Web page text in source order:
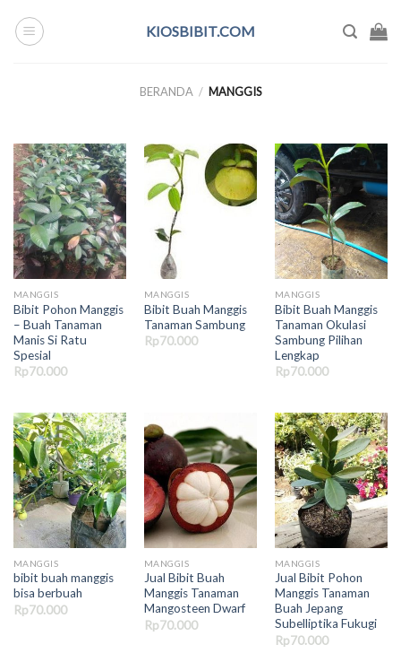
KIOSBIBIT.COM
BERANDA / MANGGIS
MANGGIS
Bibit Pohon Manggis
– Buah Tanaman
Manis Si Ratu
Spesial
Rp70.000
MANGGIS
Bibit Buah Manggis
Tanaman Sambung
Rp70.000
MANGGIS
Bibit Buah Manggis
Tanaman Okulasi
Sambung Pilihan
Lengkap
Rp70.000
MANGGIS
bibit buah manggis
bisa berbuah
Rp70.000
MANGGIS
Jual Bibit Buah
Manggis Tanaman
Mangosteen Dwarf
Rp70.000
MANGGIS
Jual Bibit Pohon
Manggis Tanaman
Buah Jepang
Subelliptika Fukugi
Rp70.000